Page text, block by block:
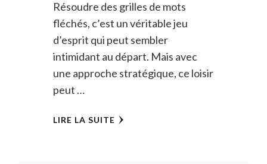
Résoudre des grilles de mots
fléchés, c’est un véritable jeu
d’esprit qui peut sembler
intimidant au départ. Mais avec
une approche stratégique, ce loisir
peut …
LIRE LA SUITE